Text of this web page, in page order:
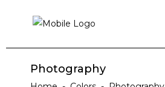
Photography